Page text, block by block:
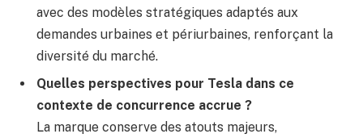
avec des modèles stratégiques adaptés aux
demandes urbaines et périurbaines, renforçant la
diversité du marché.
Quelles perspectives pour Tesla dans ce
contexte de concurrence accrue ?
La marque conserve des atouts majeurs,